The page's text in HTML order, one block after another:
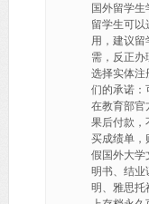
国外留学生
留学生可
用，建议留
需，反正办
选择实体注
们的承诺：
在教育部官
果后付款，
买成绩单，
假国外大学
明书、结业
明、雅思托